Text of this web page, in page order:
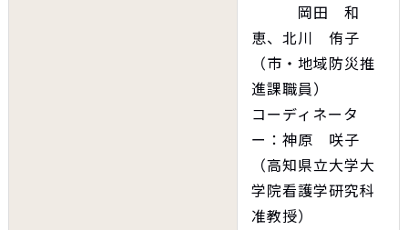
岡田 和
恵、北川 侑子
（市・地域防災推
進課職員）
コーディネータ
ー：神原 咲子
（高知県立大学大
学院看護学研究科
准教授）